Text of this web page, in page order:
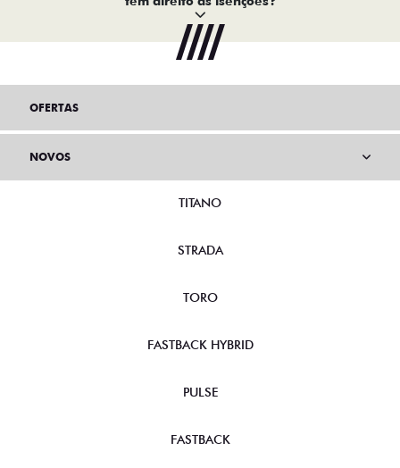
OFERTAS
NOVOS
TITANO
STRADA
TORO
FASTBACK HYBRID
PULSE
FASTBACK